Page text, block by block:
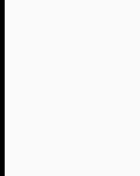
Сладост е сладкарница със
Най-вкусните торти, с най-
вкусовите изисквания на
• Детски торти - имат
очите на детето си, да останат
• Сватбени торти имат
• Гризини - здравословни
• Дребни сладки - с уникален и
• Сиропирани сладки - с